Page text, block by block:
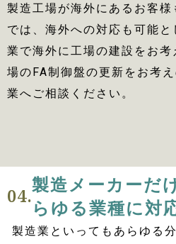
製造工場が海外にあるお客
では、海外への対応も可能
業で海外に工場の建設をお考
場のFA制御盤の更新をお考
業へご相談ください。
04.
製造メーカーだ
らゆる業種に対
製造業といってもあらゆる